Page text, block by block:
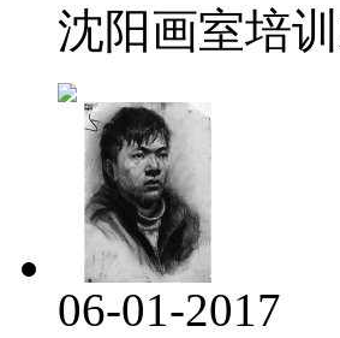
沈阳画室培
06-01-2017